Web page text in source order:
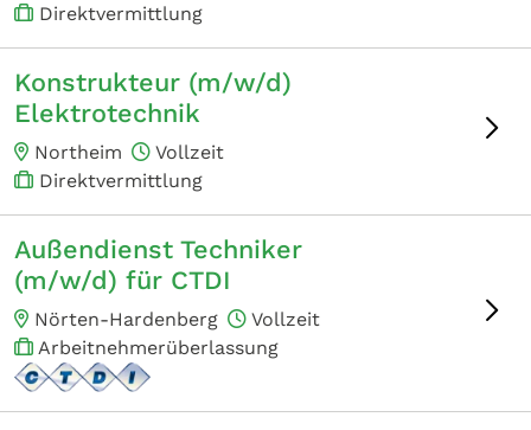
Direktvermittlung
Konstrukteur (m/w/d)
Elektrotechnik
Northeim
Vollzeit
Direktvermittlung
Außendienst Techniker
(m/w/d) für CTDI
Nörten-Hardenberg
Vollzeit
Arbeitnehmerüberlassung